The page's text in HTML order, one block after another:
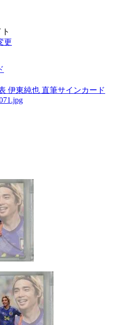
更
伊東純也 直筆サインカード